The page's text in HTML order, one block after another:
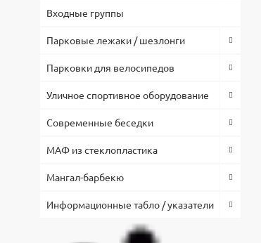
Входные группы
Парковые лежаки / шезлонги
Парковки для велосипедов
Уличное спортивное оборудование
Современные беседки
МАФ из стеклопластика
Мангал-барбекю
Информационные табло / указатели